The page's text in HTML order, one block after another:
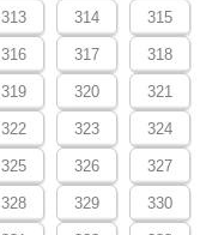
313 314 315
316 317 318
319 320 321
322 323 324
325 326 327
328 329 330